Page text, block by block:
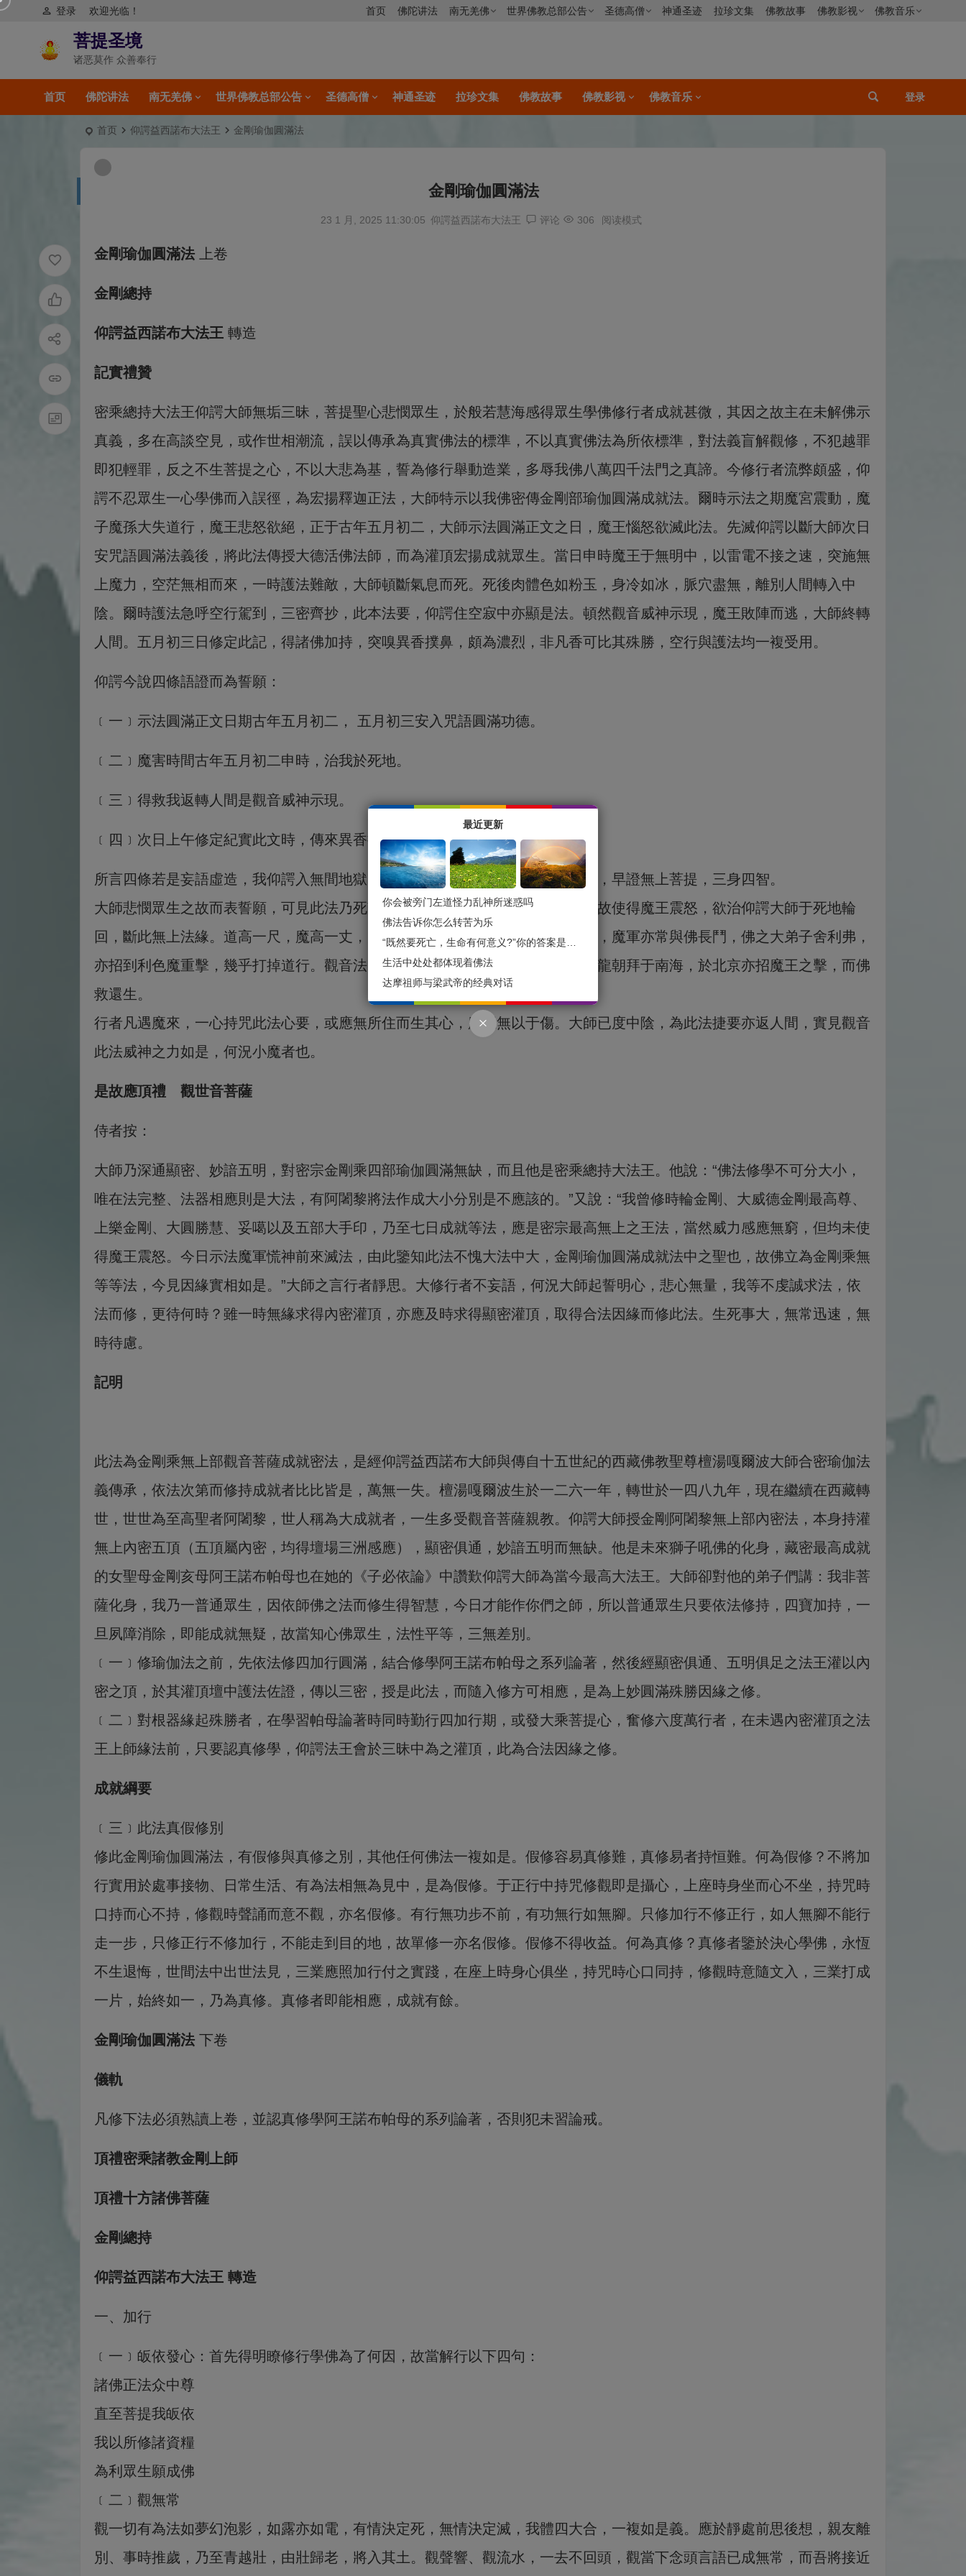
欢迎光临！
登录 首页 佛陀讲法 南无羌佛 世界佛教总部公告 圣德高僧 神通圣迹 拉珍文集 佛教故事 佛教影视 佛教音乐
菩提圣境
诸恶莫作 众善奉行
首页 佛陀讲法 南无羌佛 世界佛教总部公告 圣德高僧 神通圣迹 拉珍文集 佛教故事 佛教影视 佛教音乐 登录
首页 仰諤益西諾布大法王 金剛瑜伽圓滿法
金剛瑜伽圓滿法
23 1 月, 2025 11:30:05 仰諤益西諾布大法王 评论 306 阅读模式
金剛瑜伽圓滿法 上卷
金剛總持
仰諤益西諾布大法王 轉造
記實禮贊
密乘總持大法王仰諤大師無垢三昧，菩提聖心悲憫眾生，於般若慧海感得眾生學佛修行者成就甚微，其因之故主在未解佛示
真義，多在高談空見，或作世相潮流，誤以傳承為真實佛法的標準，不以真實佛法為所依標準，對法義盲解觀修，不犯越罪
即犯輕罪，反之不生菩提之心，不以大悲為基，誓為修行舉動造業，多辱我佛八萬四千法門之真諦。今修行者流弊頗盛，仰
諤不忍眾生一心學佛而入誤徑，為宏揚釋迦正法，大師特示以我佛密傳金剛部瑜伽圓滿成就法。爾時示法之期魔宮震動，魔
子魔孫大失道行，魔王悲怒欲絕，正于古年五月初二，大師示法圓滿正文之日，魔王惱怒欲滅此法。先滅仰諤以斷大師次日
安咒語圓滿法義後，將此法傳授大德活佛法師，而為灌頂宏揚成就眾生。當日申時魔王于無明中，以雷電不接之速，突施無
上魔力，空茫無相而來，一時護法難敵，大師頓斷氣息而死。死後肉體色如粉玉，身冷如冰，脈穴盡無，離別人間轉入中
陰。爾時護法急呼空行駕到，三密齊抄，此本法要，仰諤住空寂中亦顯是法。頓然觀音威神示現，魔王敗陣而逃，大師終轉
人間。五月初三日修定此記，得諸佛加持，突嗅異香撲鼻，頗為濃烈，非凡香可比其殊勝，空行與護法均一複受用。
仰諤今說四條語證而為誓願：
﹝一﹞示法圓滿正文日期古年五月初二， 五月初三安入咒語圓滿功德。
﹝二﹞魔害時間古年五月初二申時，治我於死地。
﹝三﹞得救我返轉人間是觀音威神示現。
﹝四﹞次日上午修定紀實此文時，傳來異香撲鼻。
所言四條若是妄語虛造，我仰諤入無間地獄，若是真實不虛，我與眾生福慧齊生，早證無上菩提，三身四智。
大師悲憫眾生之故而表誓願，可見此法乃死敵之王，渡生之無上圓滿金剛部法，故使得魔王震怒，欲治仰諤大師于死地輪
回，斷此無上法緣。道高一尺，魔高一丈，大法招大魔，小法招小魔。世尊在世，魔軍亦常與佛長鬥，佛之大弟子舍利弗，
亦招到利色魔重擊，幾乎打掉道行。觀音法大成就者白尊者，能感諸天護法，七龍朝拜于南海，於北京亦招魔王之擊，而佛
救還生。
行者凡遇魔來，一心持咒此法心要，或應無所住而生其心，魔王無以于傷。 大師已度中陰，為此法捷要亦返人間，實見觀音
此法威神之力如是，何況小魔者也。
是故應頂禮 觀世音菩薩
侍者按：
大師乃深通顯密、妙諳五明，對密宗金剛乘四部瑜伽圓滿無缺，而且他是密乘總持大法王。他說：“佛法修學不可分大小，
唯在法完整、法器相應則是大法，有阿闍黎將法作成大小分別是不應該的。”又說：“我曾修時輪金剛、大威德金剛最高尊、
上樂金剛、大圓勝慧、妥噶以及五部大手印，乃至七日成就等法，應是密宗最高無上之王法，當然威力感應無窮，但均未使
得魔王震怒。今日示法魔軍慌神前來滅法，由此鑒知此法不愧大法中大，金剛瑜伽圓滿成就法中之聖也，故佛立為金剛乘無
等等法，今見因緣實相如是。”大師之言行者靜思。大修行者不妄語，何況大師起誓明心，悲心無量，我等不虔誠求法，依
法而修，更待何時？雖一時無緣求得內密灌頂，亦應及時求得顯密灌頂，取得合法因緣而修此法。生死事大，無常迅速，無
時待慮。
記明
此法為金剛乘無上部觀音菩薩成就密法，是經仰諤益西諾布大師與傳自十五世紀的西藏佛教聖尊檀湯嘎爾波大師合密瑜伽法
義傳承，依法次第而修持成就者比比皆是，萬無一失。 檀湯嘎爾波生於一二六一年，轉世於一四八九年，現在繼續在西藏轉
世，世世為至高聖者阿闍黎，世人稱為大成就者，一生多受觀音菩薩親教。 仰諤大師授金剛阿闍黎無上部內密法，本身持灌
無上內密五頂（五頂屬內密，均得壇場三洲感應），顯密俱通，妙諳五明而無缺。他是未來獅子吼佛的化身，藏密最高成就
的女聖母金剛亥母阿王諾布帕母也在她的《子必依論》中讚歎仰諤大師為當今最高大法王。大師卻對他的弟子們講：我非菩
薩化身，我乃一普通眾生，因依師佛之法而修生得智慧，今日才能作你們之師，所以普通眾生只要依法修持，四寶加持，一
旦夙障消除，即能成就無疑，故當知心佛眾生，法性平等，三無差別。
﹝一﹞修瑜伽法之前，先依法修四加行圓滿，結合修學阿王諾布帕母之系列論著，然後經顯密俱通、五明俱足之法王灌以內
密之頂，於其灌頂壇中護法佐證，傳以三密，授是此法，而隨入修方可相應，是為上妙圓滿殊勝因緣之修。
﹝二﹞對根器緣起殊勝者，在學習帕母論著時同時勤行四加行期，或發大乘菩提心，奮修六度萬行者，在未遇內密灌頂之法
王上師緣法前，只要認真修學，仰諤法王會於三昧中為之灌頂，此為合法因緣之修。
成就綱要
﹝三﹞此法真假修別
修此金剛瑜伽圓滿法，有假修與真修之別，其他任何佛法一複如是。假修容易真修難，真修易者持恒難。何為假修？不將加
行實用於處事接物、日常生活、有為法相無為見中，是為假修。于正行中持咒修觀即是攝心，上座時身坐而心不坐，持咒時
口持而心不持，修觀時聲誦而意不觀，亦名假修。有行無功步不前，有功無行如無腳。只修加行不修正行，如人無腳不能行
走一步，只修正行不修加行，不能走到目的地，故單修一亦名假修。假修不得收益。何為真修？真修者鑒於決心學佛，永恆
不生退悔，世間法中出世法見，三業應照加行付之實踐，在座上時身心俱坐，持咒時心口同持，修觀時意隨文入，三業打成
一片，始終如一，乃為真修。真修者即能相應，成就有餘。
金剛瑜伽圓滿法 下卷
儀軌
凡修下法必須熟讀上卷，並認真修學阿王諾布帕母的系列論著，否則犯未習論戒。
頂禮密乘諸教金剛上師
頂禮十方諸佛菩薩
金剛總持
仰諤益西諾布大法王 轉造
一、加行
﹝一﹞皈依發心：首先得明瞭修行學佛為了何因，故當解行以下四句：
諸佛正法众中尊
直至菩提我皈依
我以所修諸資糧
為利眾生願成佛
﹝二﹞觀無常
觀一切有為法如夢幻泡影，如露亦如電，有情決定死，無情決定滅，我體四大合，一複如是義。應於靜處前思後想，親友離
別、事時推歲，乃至青越壯，由壯歸老，將入其土。觀聲響、觀流水，一去不回頭，觀當下念頭言語已成無常，而吾將接近
最近更新
你会被旁门左道怪力乱神所迷惑吗
佛法告诉你怎么转苦为乐
“既然要死亡，生命有何意义?”你的答案是什么？
生活中处处都体现着佛法
达摩祖师与梁武帝的经典对话